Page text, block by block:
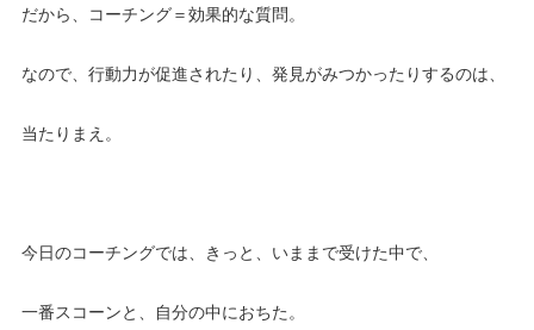
だから、コーチング＝効果的な質問。
なので、行動力が促進されたり、発見がみつかったりするのは、
当たりまえ。
今日のコーチングでは、きっと、いままで受けた中で、
一番スコーンと、自分の中におちた。